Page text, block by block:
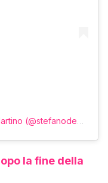
Un post condiviso da Stefano De Martino (@stefanodemartino)
la fine della